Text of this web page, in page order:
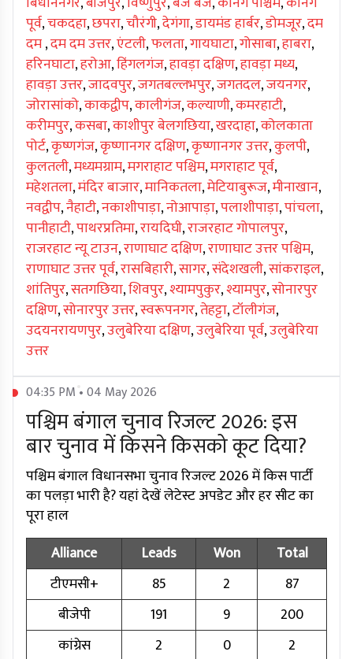
पूर्व,चकदहा,छपरा,चौरंगी,देगंगा,डायमंड हार्बर,डोमजूर,दम
दम,दम दम उत्तर,एंटली,फलता,गायघाटा,गोसाबा,हाबरा,
हरिनघाटा,हरोआ,हिंगलगंज,हावड़ा दक्षिण,हावड़ा मध्य,
हावड़ा उत्तर,जादवपुर,जगतबल्लभपुर,जगतदल,जयनगर,
जोरासांको,काकद्वीप,कालीगंज,कल्याणी,कमरहाटी,
करीमपुर,कसबा,काशीपुर बेलगछिया,खरदाहा,कोलकाता
पोर्ट,कृष्णगंज,कृष्णानगर दक्षिण,कृष्णानगर उत्तर,कुलपी,
कुलतली,मध्यमग्राम,मगराहाट पश्चिम,मगराहाट पूर्व,
महेशतला,मंदिर बाजार,मानिकतला,मेटियाबुरूज,मीनाखान,
नवद्वीप,नैहाटी,नकाशीपाड़ा,नोआपाड़ा,पलाशीपाड़ा,पांचला,
पानीहाटी,पाथरप्रतिमा,रायदिघी,राजरहाट गोपालपुर,
राजरहाट न्यू टाउन,राणाघाट दक्षिण,राणाघाट उत्तर पश्चिम,
राणाघाट उत्तर पूर्व,रासबिहारी,सागर,संदेशखली,सांकराइल,
शांतिपुर,सतगछिया,शिवपुर,श्यामपुकुर,श्यामपुर,सोनारपुर
दक्षिण,सोनारपुर उत्तर,स्वरूपनगर,तेहट्टा,टॉलीगंज,
उदयनरायणपुर,उलुबेरिया दक्षिण,उलुबेरिया पूर्व,उलुबेरिया
उत्तर
04:35 PM • 04 May 2026
पश्चिम बंगाल चुनाव रिजल्ट 2026: इस
बार चुनाव में किसने किसको कूट दिया?
पश्चिम बंगाल विधानसभा चुनाव रिजल्ट 2026 में किस पार्टी
का पलड़ा भारी है? यहां देखें लेटेस्ट अपडेट और हर सीट का
पूरा हाल
Alliance
Leads Won
Total
टीएमसी+
85 2
87
बीजेपी
191 9
200
कांग्रेस
2 0
2